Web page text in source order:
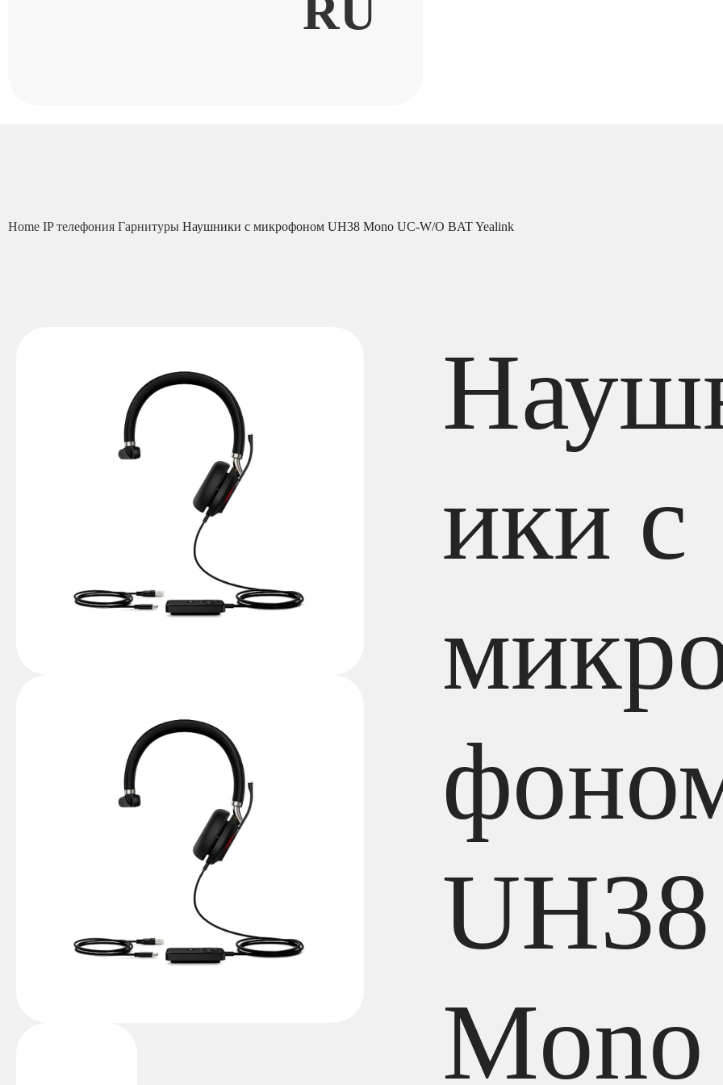
RU
Home IP телефония Гарнитуры Наушники с микрофоном UH38 Mono UC-W/O BAT Yealink
ики с
UH38
Mono